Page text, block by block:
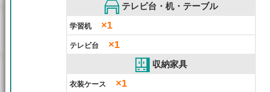
テレビ台・机・テーブル
学習机 ×1
テレビ台 ×1
収納家具
衣装ケース ×1